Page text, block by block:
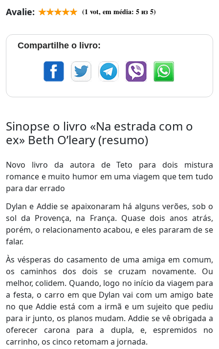
Avalie:
(1 vot, em média: 5из 5)
Compartilhe o livro:
Sinopse o livro «Na estrada com o
ex» Beth O’leary (resumo)
Novo livro da autora de Teto para dois mistura
romance e muito humor em uma viagem que tem tudo
para dar errado
Dylan e Addie se apaixonaram há alguns verões, sob o
sol da Provença, na França. Quase dois anos atrás,
porém, o relacionamento acabou, e eles pararam de se
falar.
Às vésperas do casamento de uma amiga em comum,
os caminhos dos dois se cruzam novamente. Ou
melhor, colidem. Quando, logo no início da viagem para
a festa, o carro em que Dylan vai com um amigo bate
no que Addie está com a irmã e um sujeito que pediu
para ir junto, os planos mudam. Addie se vê obrigada a
oferecer carona para a dupla, e, espremidos no
carrinho, os cinco retomam a jornada.